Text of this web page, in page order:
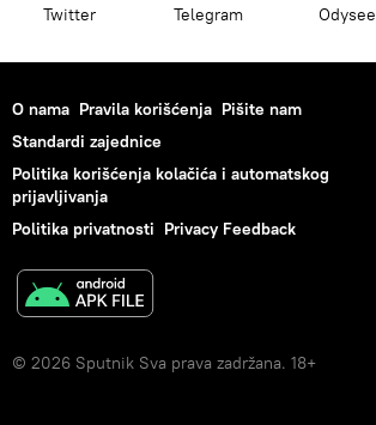
Twitter Telegram Odysee
O nama Pravila korišćenja Pišite nam
Standardi zajednice
Politika korišćenja kolačića i automatskog
prijavljivanja
Politika privatnosti Privacy Feedback
© 2026 Sputnik Sva prava zadržana. 18+